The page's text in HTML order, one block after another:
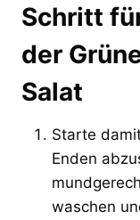
Schritt
der
Salat
Starte
Enden
waschen